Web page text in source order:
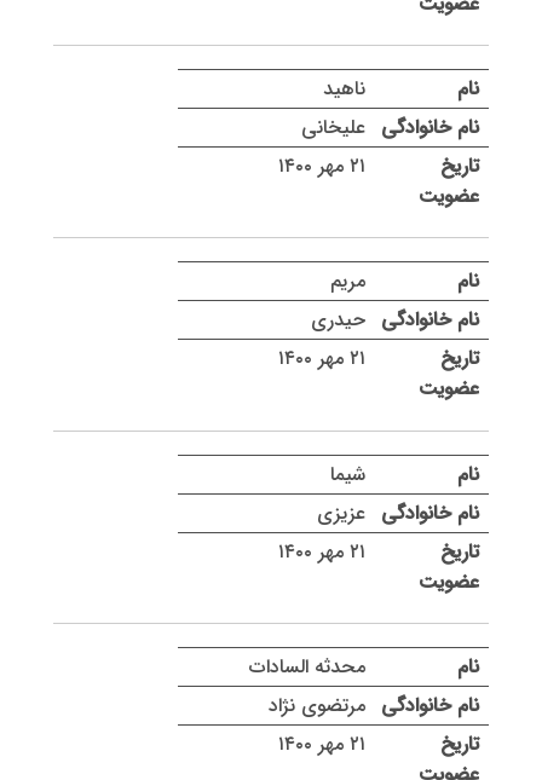
ناهید
علیخانی
۲۱ مهر ۱۴۰۰
مریم
حیدری
۲۱ مهر ۱۴۰۰
شیما
عزیزی
۲۱ مهر ۱۴۰۰
محدثه السادات
مرتضوی نژاد
۲۱ مهر ۱۴۰۰